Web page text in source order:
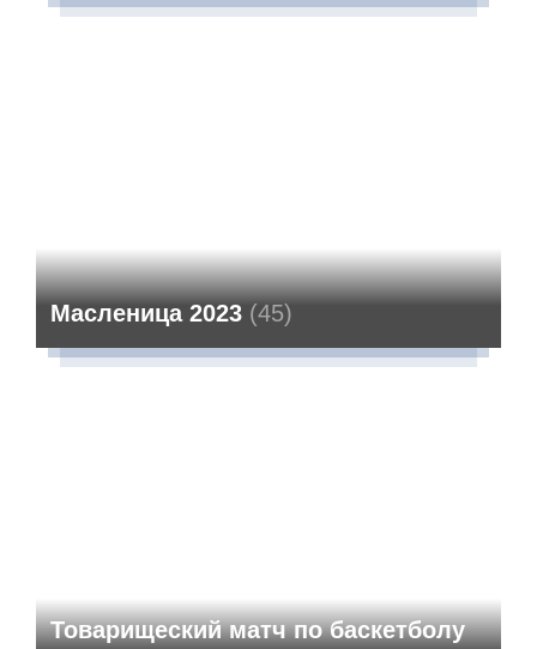
Масленица 2023 (45)
Товарищеский матч по баскетболу